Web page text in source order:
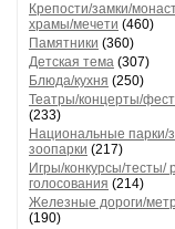
Крепости/замки/
храмы/мечети (460)
Памятники (360)
Детская тема (307)
Блюда/кухня (250)
Театры/концерты/
(233)
Национальные парки/
зоопарки (217)
Игры/конкурсы/тесты/
голосования (214)
Железные дороги/
(190)